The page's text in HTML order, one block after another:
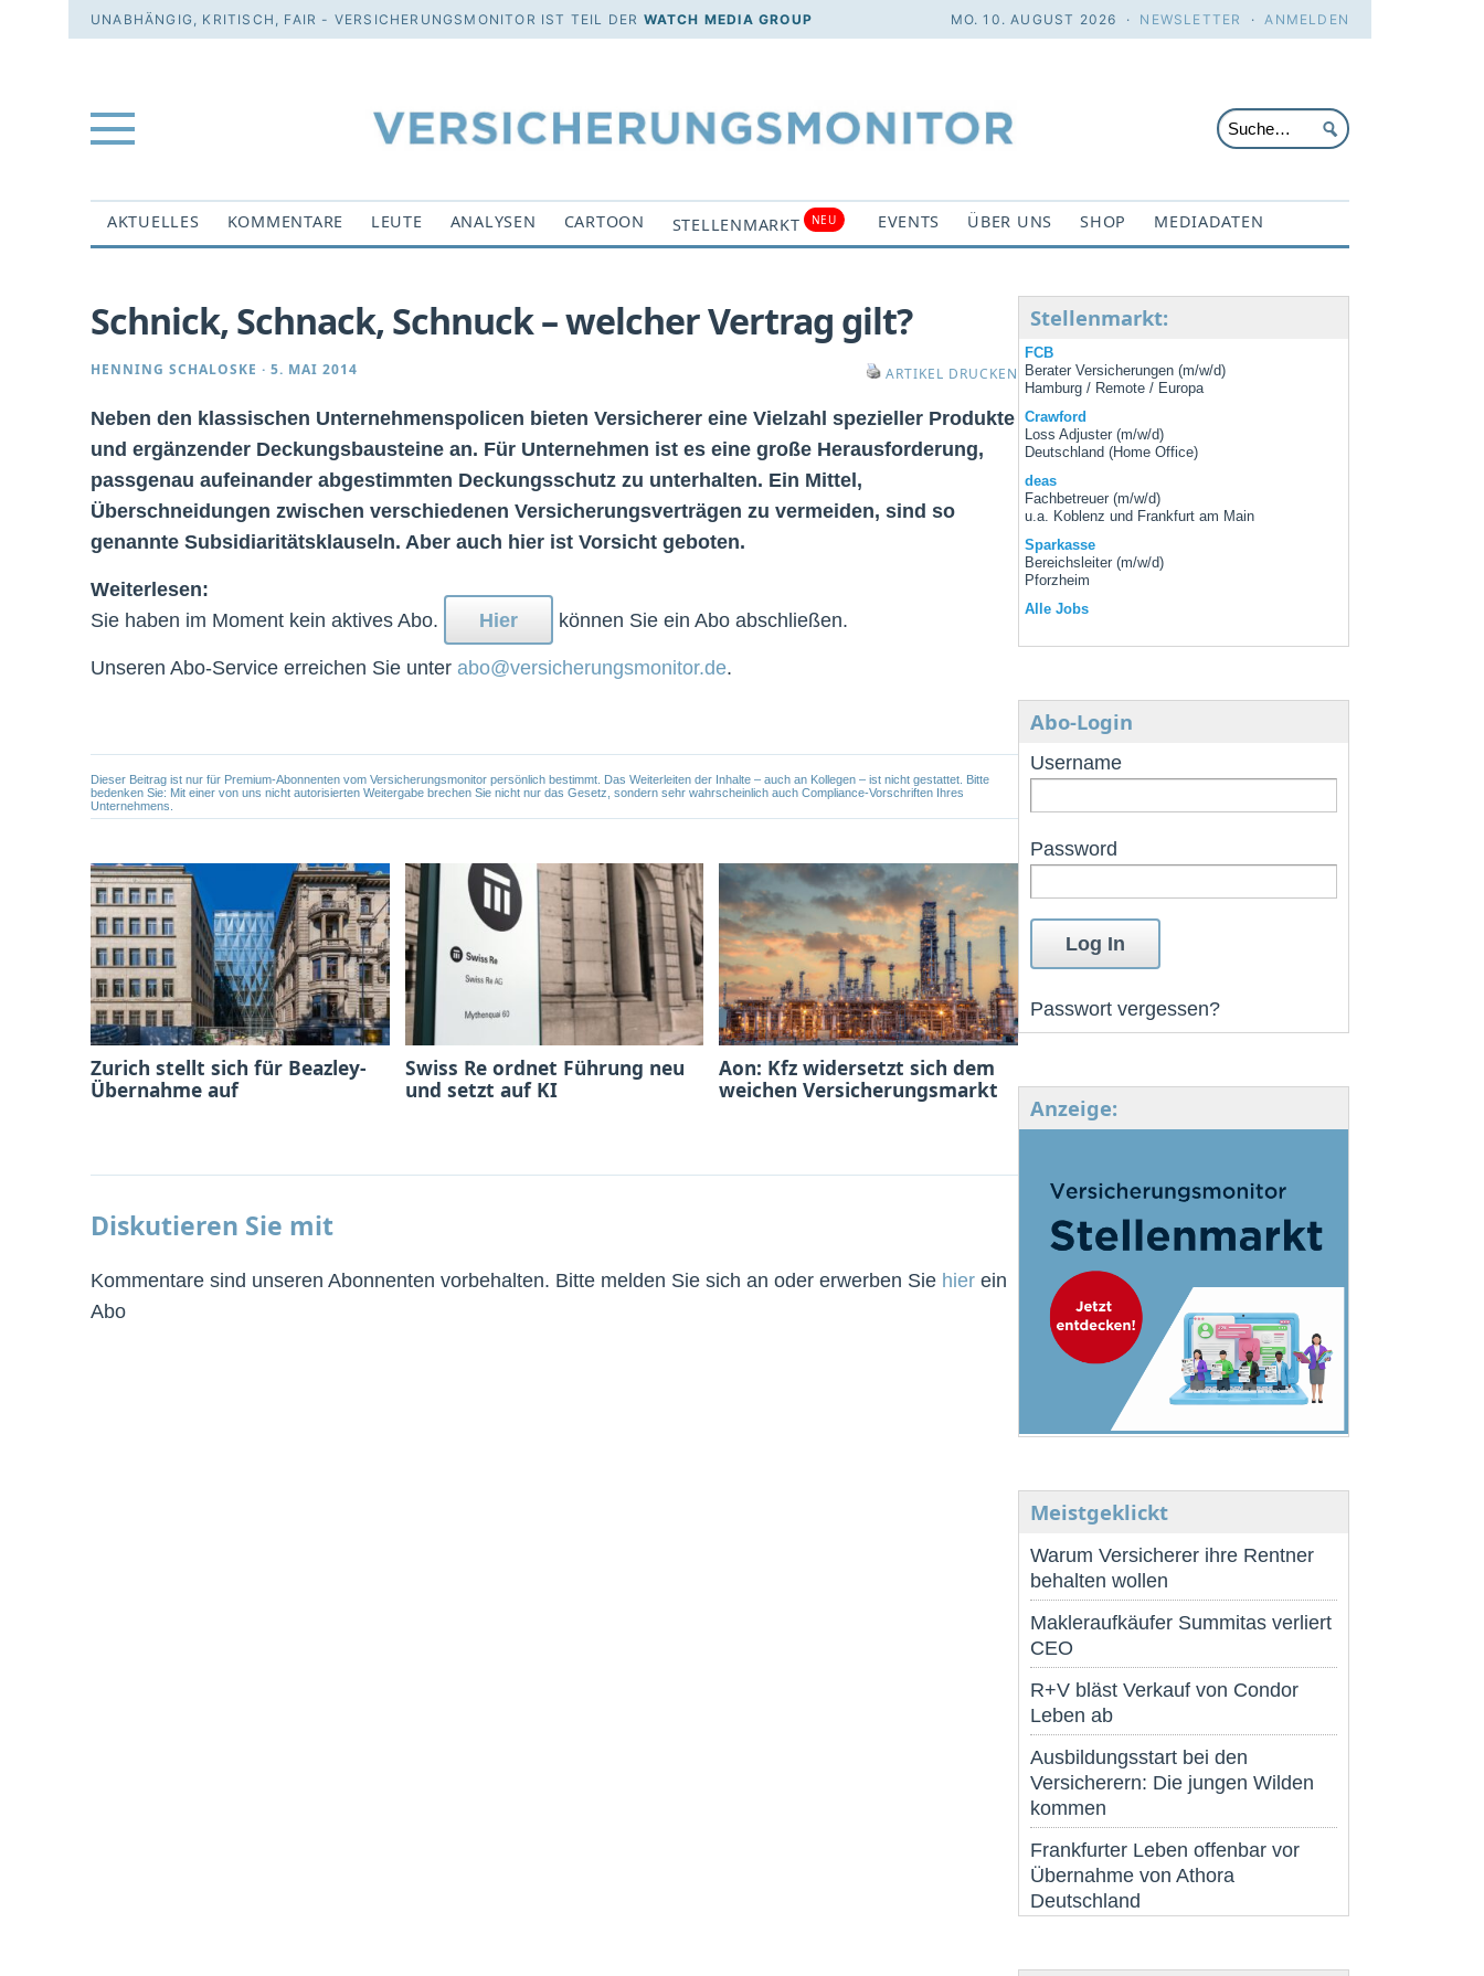
UNABHÄNGIG, KRITISCH, FAIR - VERSICHERUNGSMONITOR IST TEIL DER WATCH MEDIA GROUP MO. 10. AUGUST 2026 · NEWSLETTER ·ANMELDEN
AKTUELLES KOMMENTARE LEUTE ANALYSEN CARTOON STELLENMARKT NEU EVENTS ÜBER UNS SHOP MEDIADATEN
Schnick, Schnack, Schnuck – welcher Vertrag gilt?
HENNING SCHALOSKE · 5. MAI 2014 ARTIKEL DRUCKEN
Neben den klassischen Unternehmenspolicen bieten Versicherer eine Vielzahl spezieller Produkte
und ergänzender Deckungsbausteine an. Für Unternehmen ist es eine große Herausforderung,
passgenau aufeinander abgestimmten Deckungsschutz zu unterhalten. Ein Mittel,
Überschneidungen zwischen verschiedenen Versicherungsverträgen zu vermeiden, sind so
genannte Subsidiaritätsklauseln. Aber auch hier ist Vorsicht geboten.
Weiterlesen:
Sie haben im Moment kein aktives Abo.
Hier können Sie ein Abo abschließen.
Unseren Abo-Service erreichen Sie unter abo@versicherungsmonitor.de.
Dieser Beitrag ist nur für Premium-Abonnenten vom Versicherungsmonitor persönlich bestimmt. Das Weiterleiten der Inhalte – auch an Kollegen – ist nicht gestattet. Bitte
bedenken Sie: Mit einer von uns nicht autorisierten Weitergabe brechen Sie nicht nur das Gesetz, sondern sehr wahrscheinlich auch Compliance-Vorschriften Ihres
Unternehmens.
Zurich stellt sich für Beazley-
Übernahme auf
Swiss Re ordnet Führung neu
und setzt auf KI
Aon: Kfz widersetzt sich dem
weichen Versicherungsmarkt
Diskutieren Sie mit
Kommentare sind unseren Abonnenten vorbehalten. Bitte melden Sie sich an oder erwerben Sie hier ein
Abo
Stellenmarkt:
FCB
Berater Versicherungen (m/w/d)
Hamburg / Remote / Europa
Crawford
Loss Adjuster (m/w/d)
Deutschland (Home Office)
deas
Fachbetreuer (m/w/d)
u.a. Koblenz und Frankfurt am Main
Sparkasse
Bereichsleiter (m/w/d)
Pforzheim
Alle Jobs
Abo-Login
Username
Password
Passwort vergessen?
Anzeige:
Meistgeklickt
Warum Versicherer ihre Rentner
behalten wollen
Makleraufkäufer Summitas verliert
CEO
R+V bläst Verkauf von Condor
Leben ab
Ausbildungsstart bei den
Versicherern: Die jungen Wilden
kommen
Frankfurter Leben offenbar vor
Übernahme von Athora
Deutschland